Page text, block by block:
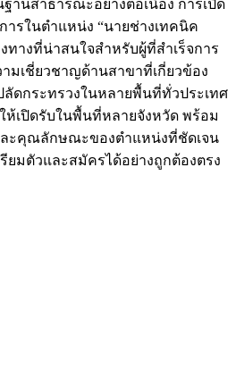
านสาธารณะอย่างต่อเนื่อง การเปิด
รในตำแหน่ง “นายช่างเทคนิค
ทางที่น่าสนใจสำหรับผู้ที่สำเร็จการ
มเชี่ยวชาญด้านสาขาที่เกี่ยวข้อง
ดกระทรวงในหลายพื้นที่ทั่วประเทศ
ห้เปิดรับในพื้นที่หลายจังหวัด พร้อม
ะคุณลักษณะของตำแหน่งที่ชัดเจน
ยมตัวและสมัครได้อย่างถูกต้องตรง